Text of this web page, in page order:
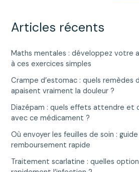
Articles récents
Maths mentales : développez votre
à ces exercices simples
Crampe d’estomac : quels remèdes
apaisent vraiment la douleur ?
Diazépam : quels effets attendre et
avec ce médicament ?
Où envoyer les feuilles de soin :
remboursement rapide
Traitement scarlatine : quelles